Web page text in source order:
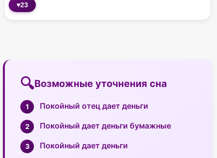
♥23
Возможные уточнения сна
Покойный отец дает деньги
Покойный дает деньги бумажные
Покойный дает деньги